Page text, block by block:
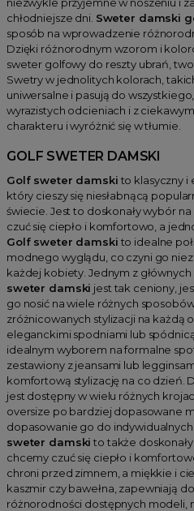
chłodniejsze dni. Sweter damski
sposób na wprowadzenie
Dzięki różnorodnym wzorom i
sweter golfowy do reszty ubrań,
Swetry w jednolitych kolorach,
uniwersalne i pasują do
wyrazistych odcieniach i z
charakteru i wyróżnić się w tłumie.
GOLF SWETER DAMSKI
Golf sweter damski to klasyczny
który cieszy się niesłabnącą
świecie. Jest to doskonały wybór
czuć się ciepło i komfortowo, a
Golf sweter damski to idealne
modnego wyglądu, co czyni go
każdej kobiety. Jednym z
sweter damski jest tak ceniony,
go nosić na wiele różnych
zróżnicowanych stylizacji na każdą
eleganckimi spodniami lub
idealnym wyborem na formalne
zestawiony z jeansami lub
komfortową stylizację na co dzień.
jest dostępny w wielu różnych
oversize po bardziej dopasowane
dopasowanie go do
sweter damski to także
chcemy czuć się ciepło i
chroni przed zimnem, a miękkie i
kaszmir czy bawełna, zapewniają
różnorodności dostępnych modeli,